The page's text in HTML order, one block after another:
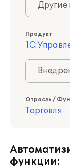
Другие
Продукт
Отрасль /
Торговля
функции: